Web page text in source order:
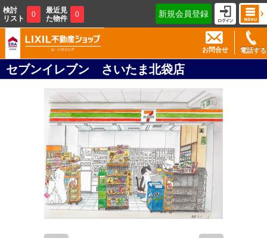
検討
リスト
0
最近見
た物件
0 新規会員登録
電話する
お問合せ
セブンイレブン さいたま北袋店